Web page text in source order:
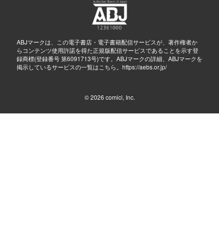
ABJマークは、この電子書店・電子書籍配信サービスが、著作権者か
らコンテンツ使用許諾を得た正規版配信サービスであることを示す登
録商標(登録番号 第6091713号)です。ABJマークの詳細、ABJマークを
掲示しているサービスの一覧はこちら。 https://aebs.or.jp/
© 2026 comici, Inc.